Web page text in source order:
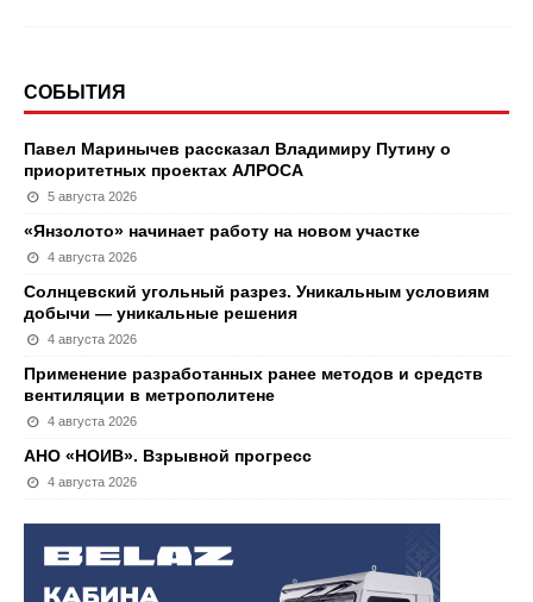
СОБЫТИЯ
Павел Маринычев рассказал Владимиру Путину о
приоритетных проектах АЛРОСА
5 августа 2026
«Янзолото» начинает работу на новом участке
4 августа 2026
Солнцевский угольный разрез. Уникальным условиям
добычи — уникальные решения
4 августа 2026
Применение разработанных ранее методов и средств
вентиляции в метрополитене
4 августа 2026
АНО «НОИВ». Взрывной прогресс
4 августа 2026